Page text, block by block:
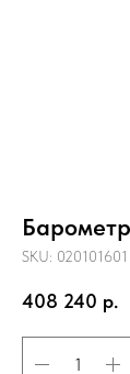
SKU: 020101601
408 240 р.